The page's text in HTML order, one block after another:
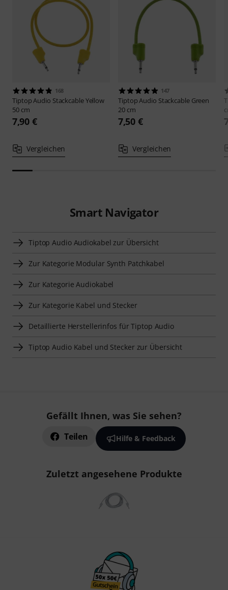
168
Tiptop Audio Stackcable Yellow
50 cm
7,90 €
Vergleichen
147
Tiptop Audio Stackcable Green
20 cm
7,50 €
Vergleichen
Smart Navigator
Tiptop Audio Audiokabel zur Übersicht
Zur Kategorie Modular Synth Patchkabel
Zur Kategorie Audiokabel
Zur Kategorie Kabel und Stecker
Detaillierte Herstellerinfos für Tiptop Audio
Tiptop Audio Kabel und Stecker zur Übersicht
Gefällt Ihnen, was Sie sehen?
Teilen Hilfe & Feedback
Zuletzt angesehene Produkte